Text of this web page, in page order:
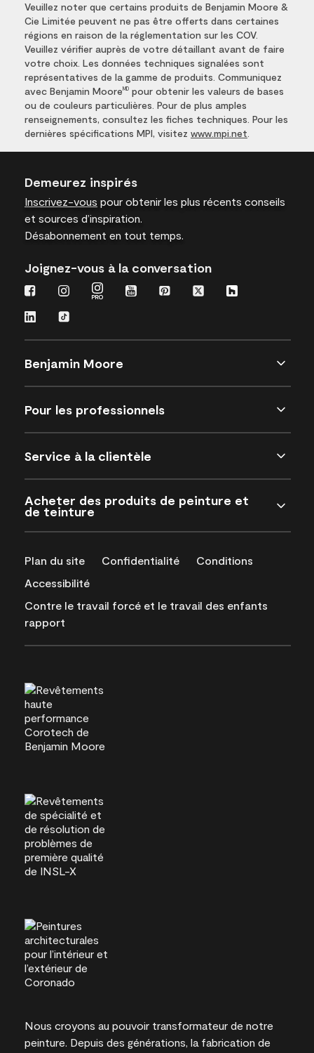
Veuillez noter que certains produits de Benjamin Moore &
Cie Limitée peuvent ne pas être offerts dans certaines
régions en raison de la réglementation sur les COV.
Veuillez vérifier auprès de votre détaillant avant de faire
votre choix. Les données techniques signalées sont
représentatives de la gamme de produits. Communiquez
avec Benjamin Moore MD pour obtenir les valeurs de bases
ou de couleurs particulières. Pour de plus amples
renseignements, consultez les fiches techniques. Pour les
dernières spécifications MPI, visitez www.mpi.net
Demeurez inspirés
Inscrivez-vous pour obtenir les plus récents conseils
et sources d’inspiration.
Désabonnement en tout temps.
Joignez-vous à la conversation
Benjamin Moore
Pour les professionnels
Service à la clientèle
Acheter des produits de peinture et
de teinture
Plan du site Confidentialité
Conditions
Accessibilité
Contre le travail forcé et le travail des enfants
rapport
Nous croyons au pouvoir transformateur de notre
peinture. Depuis des générations, la fabrication de